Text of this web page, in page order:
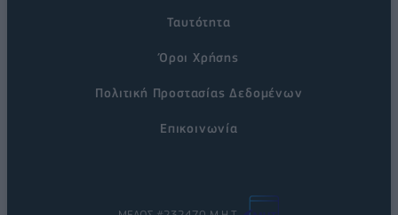
Ταυτότητα
Όροι Χρήσης
Πολιτική Προστασίας Δεδομένων
Επικοινωνία